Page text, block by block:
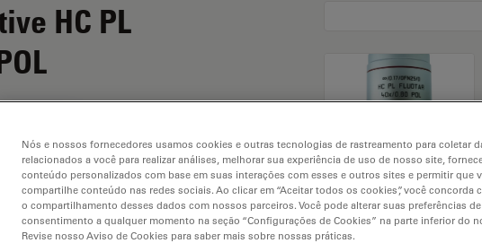
HC PL
solution. Explore our Objective
and find the best fit for
Nós e nossos fornecedores usamos cookies e outras tecnologias de rastreamento para coletar
relacionados a você para realizar análises, melhorar sua experiência de uso de nosso site,
conteúdo personalizados com base em suas interações com esses e outros sites e permitir que
compartilhe conteúdo nas redes sociais. Ao clicar em “Aceitar todos os cookies”, você concorda
o compartilhamento desses dados com nossos parceiros. Você pode alterar suas preferências de
consentimento a qualquer momento na seção “Configurações de Cookies” na parte inferior do
Revise nosso Aviso de Cookies para saber mais sobre nossas práticas.